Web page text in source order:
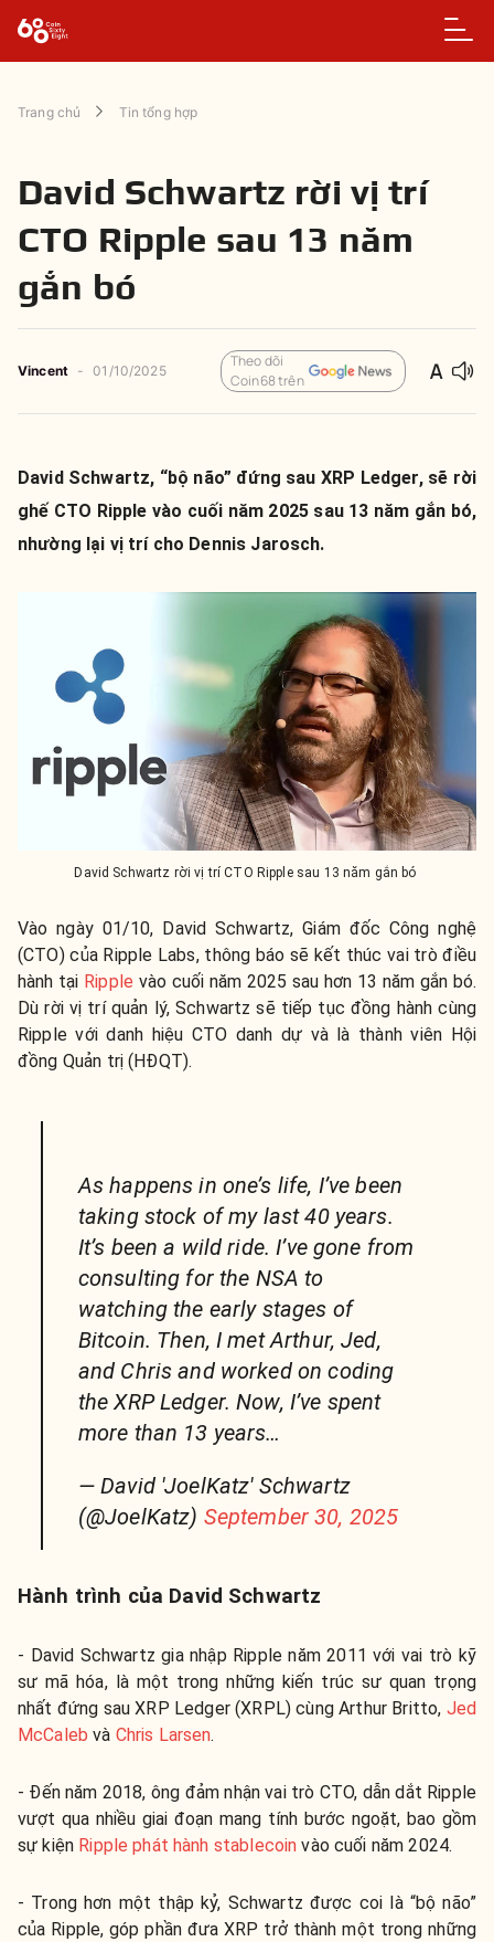
Trang chủ Tin tổng hợp
David Schwartz rời vị trí
CTO Ripple sau 13 năm
gắn bó
Vincent - 01/10/2025
Theo dõi
Coin68 trên
David Schwartz, “bộ não” đứng sau XRP Ledger, sẽ rời
ghế CTO Ripple vào cuối năm 2025 sau 13 năm gắn bó,
nhường lại vị trí cho Dennis Jarosch.
David Schwartz rời vị trí CTO Ripple sau 13 năm gắn bó
Vào ngày 01/10, David Schwartz, Giám đốc Công nghệ
(CTO) của Ripple Labs, thông báo sẽ kết thúc vai trò điều
hành tại Ripple vào cuối năm 2025 sau hơn 13 năm gắn bó.
Dù rời vị trí quản lý, Schwartz sẽ tiếp tục đồng hành cùng
Ripple với danh hiệu CTO danh dự và là thành viên Hội
đồng Quản trị (HĐQT).
As happens in one’s life, I’ve been
taking stock of my last 40 years.
It’s been a wild ride. I’ve gone from
consulting for the NSA to
watching the early stages of
Bitcoin. Then, I met Arthur, Jed,
and Chris and worked on coding
the XRP Ledger. Now, I’ve spent
more than 13 years…
— David 'JoelKatz' Schwartz
(@JoelKatz) September 30, 2025
Hành trình của David Schwartz
- David Schwartz gia nhập Ripple năm 2011 với vai trò kỹ
sư mã hóa, là một trong những kiến trúc sư quan trọng
nhất đứng sau XRP Ledger (XRPL) cùng Arthur Britto, Jed
McCaleb và Chris Larsen.
- Đến năm 2018, ông đảm nhận vai trò CTO, dẫn dắt Ripple
vượt qua nhiều giai đoạn mang tính bước ngoặt, bao gồm
sự kiện Ripple phát hành stablecoin vào cuối năm 2024.
- Trong hơn một thập kỷ, Schwartz được coi là “bộ não”
của Ripple, góp phần đưa XRP trở thành một trong những